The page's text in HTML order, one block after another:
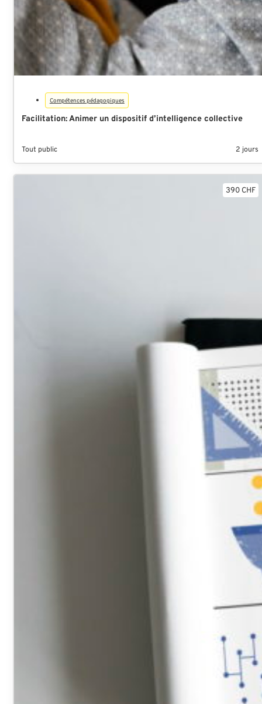
Compétences pédagogiques
Facilitation: Animer un dispositif d’intelligence collective
Tout public 2 jours
390 CHF